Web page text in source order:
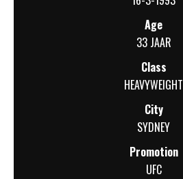
Age
33 JAAR
Class
HEAVYWEIGHT
City
SYDNEY
Promotion
UFC